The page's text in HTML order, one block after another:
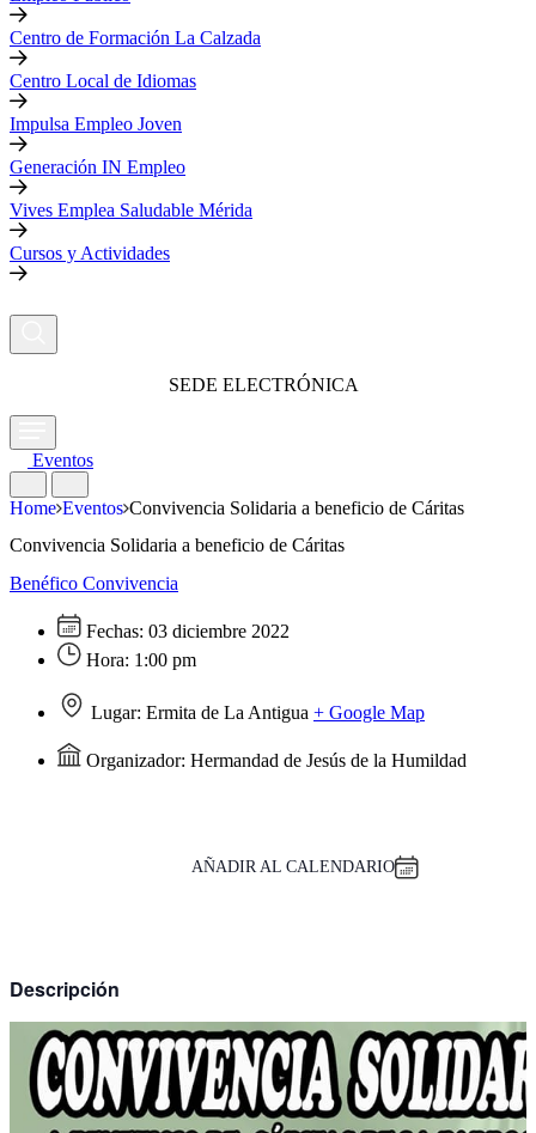
Centro de Formación La Calzada
Centro Local de Idiomas
Impulsa Empleo Joven
Generación IN Empleo
Vives Emplea Saludable Mérida
Cursos y Actividades
SEDE ELECTRÓNICA
Eventos
Home Eventos Convivencia Solidaria a beneficio de Cáritas
Convivencia Solidaria a beneficio de Cáritas
Benéfico Convivencia
Fechas: 03 diciembre 2022
Hora: 1:00 pm
Lugar: Ermita de La Antigua + Google Map
Organizador: Hermandad de Jesús de la Humildad
AÑADIR AL CALENDARIO
Descripción